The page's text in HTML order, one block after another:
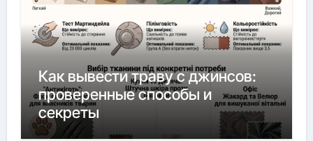
Как вывести траву с джинсов:
проверенные способы и
секреты